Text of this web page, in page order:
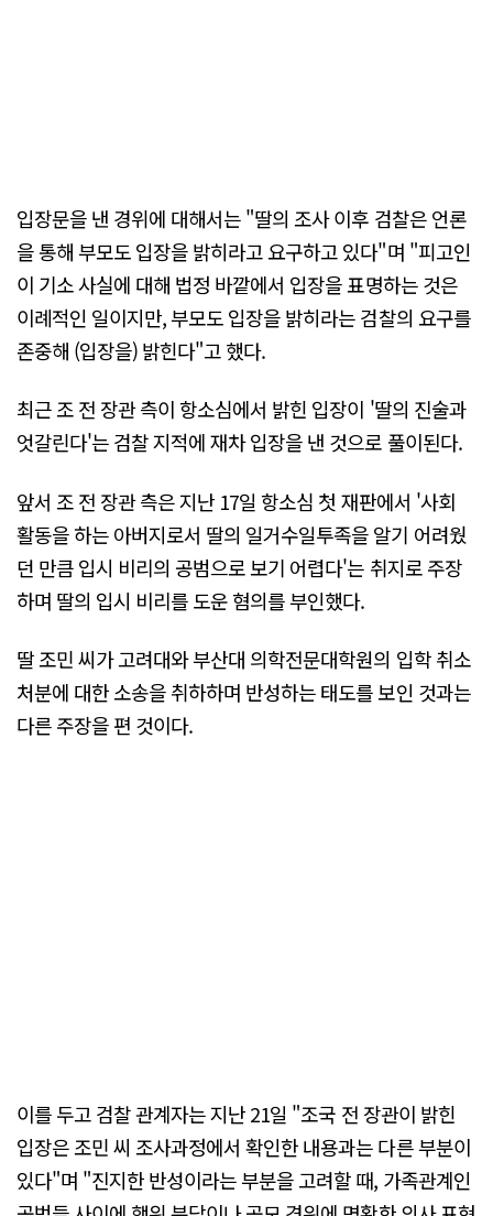
입장문을 낸 경위에 대해서는 "딸의 조사 이후 검찰은 언론
을 통해 부모도 입장을 밝히라고 요구하고 있다"며 "피고인
이 기소 사실에 대해 법정 바깥에서 입장을 표명하는 것은
이례적인 일이지만, 부모도 입장을 밝히라는 검찰의 요구를
존중해 (입장을) 밝힌다"고 했다.
최근 조 전 장관 측이 항소심에서 밝힌 입장이 '딸의 진술과
엇갈린다'는 검찰 지적에 재차 입장을 낸 것으로 풀이된다.
앞서 조 전 장관 측은 지난 17일 항소심 첫 재판에서 '사회
활동을 하는 아버지로서 딸의 일거수일투족을 알기 어려웠
던 만큼 입시 비리의 공범으로 보기 어렵다'는 취지로 주장
하며 딸의 입시 비리를 도운 혐의를 부인했다.
딸 조민 씨가 고려대와 부산대 의학전문대학원의 입학 취소
처분에 대한 소송을 취하하며 반성하는 태도를 보인 것과는
다른 주장을 편 것이다.
이를 두고 검찰 관계자는 지난 21일 "조국 전 장관이 밝힌
입장은 조민 씨 조사과정에서 확인한 내용과는 다른 부분이
있다"며 "진지한 반성이라는 부분을 고려할 때, 가족관계인